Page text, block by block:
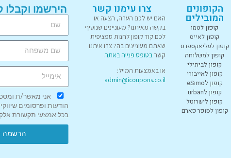
הקופונים
המובילים
קופון לטמו
קופון לאייס
קופון לעליאקספרס
קופון למשלוחה
קופון לביתילי
קופון לאייבורי
קופון לeSimo
קופון לurban
קופון לישרוטל
קופון לסופר פארם
צרו עימנו קשר
האם יש לכם הערה, הצעה או
בקשה מאיתנו? מעוניינים שנוסיף
לכם קוד קופון לחנות ספציפית
שאתם מעוניינים בה? צרו איתנו
קשר בטופס פנייה באתר.
או באמצעות המייל:
admin@icoupons.co.il
הירשמו וקבלו
אני מאשר/ת
הודעות ופרסומים
בכל אמצעי תקשורת
הרשמה